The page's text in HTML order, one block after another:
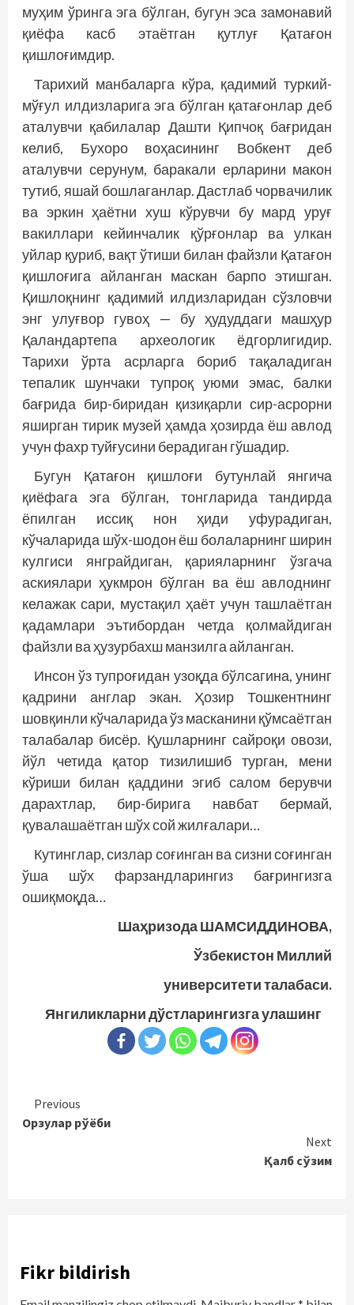
муҳим ўринга эга бўлган, бугун эса замонавий
қиёфа касб этаётган қутлуғ Қатағон
қишлоғимдир.
Тарихий манбаларга кўра, қадимий туркий-
мўғул илдизларига эга бўлган қатағoнлар деб
аталувчи қабилалар Дашти Қипчоқ бағридан
келиб, Бухоро воҳасининг Вобкент деб
аталувчи серунум, баракали ерларини макон
тутиб, яшай бошлаганлар. Дастлаб чорвачилик
ва эркин ҳаётни хуш кўрувчи бу мард уруғ
вакиллари кейинчалик қўрғонлар ва улкан
уйлар қуриб, вақт ўтиши билан файзли Қатағон
қишлоғига айланган маскан барпо этишган.
Қишлоқнинг қадимий илдизларидан сўзловчи
энг улуғвор гувоҳ — бу ҳудуддаги машҳур
Қаландартепа археологик ёдгорлигидир.
Тарихи ўрта асрларга бориб тақаладиган
тепалик шунчаки тупроқ уюми эмас, балки
бағрида бир-биридан қизиқарли сир-асрорни
яширган тирик музей ҳамда ҳозирда ёш авлод
учун фахр туйғусини берадиган гўшадир.
Бугун Қатағон қишлоғи бутунлай янгича
қиёфага эга бўлган, тонгларида тандирда
ёпилган иссиқ нон ҳиди уфурадиган,
кўчаларида шўх-шодон ёш болаларнинг ширин
кулгиси янграйдиган, қарияларнинг ўзгача
аскиялари ҳукмрон бўлган ва ёш авлоднинг
келажак сари, мустақил ҳаёт учун ташлаётган
қадамлари эътибордан четда қолмайдиган
файзли ва ҳузурбахш манзилга айланган.
Инсон ўз тупроғидан узоқда бўлсагина, унинг
қадрини англар экан. Ҳозир Тошкентнинг
шовқинли кўчаларида ўз масканини қўмсаётган
талабалар бисёр. Қушларнинг сайроқи овози,
йўл четида қатор тизилишиб турган, мени
кўриши билан қаддини эгиб салом берувчи
дарахтлар, бир-бирига навбат бермай,
қувалашаётган шўх сой жилғалари…
Кутинглар, сизлар соғинган ва сизни соғинган
ўша шўх фарзандларингиз бағрингизга
ошиқмоқда…
Шаҳризода ШАМСИДДИНОВА,
Ўзбекистон Миллий
университети талабаси.
Янгиликларни дўстларингизга улашинг
Continue
Reading
Previous
Орзулар рўёби
Next
Қалб сўзим
Fikr bildirish